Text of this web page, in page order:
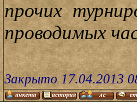
прочих
проводимых
Закрыто 17.04.2013